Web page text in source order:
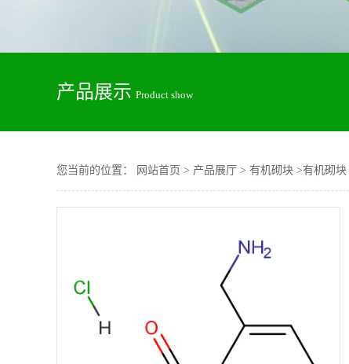
产品展示 Product show
您当前的位置： 网站首页 > 产品展厅 > 有机砌块 >有机砌块